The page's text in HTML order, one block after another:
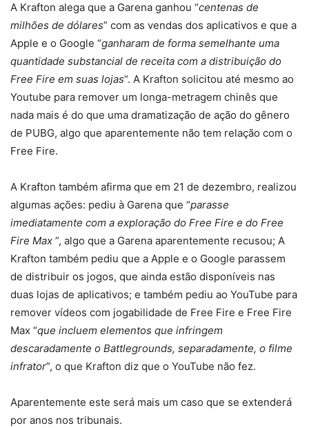
A Krafton alega que a Garena ganhou “centenas de
milhões de dólares” com as vendas dos aplicativos e que a
Apple e o Google “ganharam de forma semelhante uma
quantidade substancial de receita com a distribuição do
Free Fire em suas lojas“. A Krafton solicitou até mesmo ao
Youtube para remover um longa-metragem chinês que
nada mais é do que uma dramatização de ação do gênero
de PUBG, algo que aparentemente não tem relação com o
Free Fire.
A Krafton também afirma que em 21 de dezembro, realizou
algumas ações: pediu à Garena que “parasse
imediatamente com a exploração do Free Fire e do Free
Fire Max ”, algo que a Garena aparentemente recusou; A
Krafton também pediu que a Apple e o Google parassem
de distribuir os jogos, que ainda estão disponíveis nas
duas lojas de aplicativos; e também pediu ao YouTube para
remover vídeos com jogabilidade de Free Fire e Free Fire
Max “que incluem elementos que infringem
descaradamente o Battlegrounds, separadamente, o filme
infrator”, o que Krafton diz que o YouTube não fez.
Aparentemente este será mais um caso que se extenderá
por anos nos tribunais.